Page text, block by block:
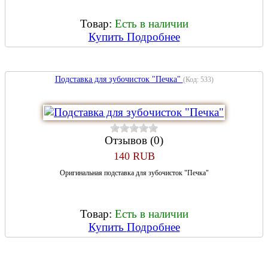
Товар: Есть в наличии
Купить Подробнее
Подставка для зубочисток "Печка" (Код: 533)
Отзывов (0)
140 RUB
Оригинальная подставка для зубочисток "Печка"
Товар: Есть в наличии
Купить Подробнее